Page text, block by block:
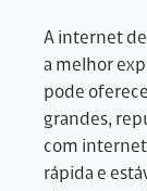
A internet de
a melhor
pode
grandes,
com internet
rápida e